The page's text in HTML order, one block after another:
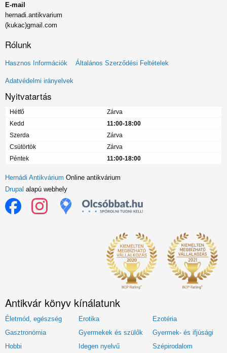
E-mail
hernadi.antikvarium
(kukac)gmail.com
Rólunk
Lábléc
menü
Hasznos Információk Általános Szerződési Feltételek
Adatvédelmi irányelvek
Nyitvatartás
Hétfő
Zárva
Kedd
11:00-18:00
Szerda
Zárva
Csütörtök
Zárva
Péntek
11:00-18:00
Hernádi Antikvárium Online antikvárium
Drupal alapú webhely
Antikvár könyv kínálatunk
Életmód, egészség Erotika
Ezotéria
Gasztronómia
Gyermekek és szülők
Gyermek- és ifjúsági
Hobbi
Idegen nyelvű Szépirodalom